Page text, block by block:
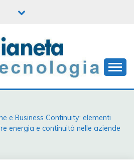
e Business Continuity: elementi
energia e continuità nelle aziende